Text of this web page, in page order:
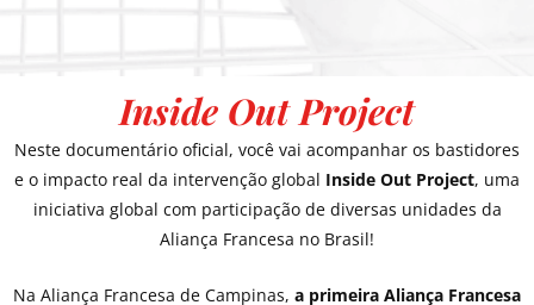
Inside Out Project
Neste documentário oficial, você vai acompanhar os bastidores
e o impacto real da intervenção global Inside Out Project, uma
iniciativa global com participação de diversas unidades da
Aliança Francesa no Brasil!
Na Aliança Francesa de Campinas, a primeira Aliança Francesa